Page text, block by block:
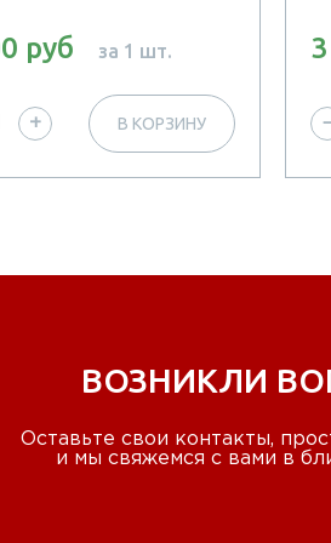
руб за 1 шт.
+ В КОРЗИНУ
ВОЗНИКЛИ
Оставьте свои контакты,
и мы свяжемся с вами в